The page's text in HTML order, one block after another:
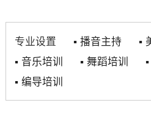
专业设置 ▪ 播音主持 ▪
▪ 音乐培训 ▪ 舞蹈培训 ▪
▪ 编导培训